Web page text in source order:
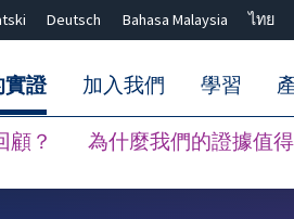
Deutsch Bahasa Malaysia ไทย
實證
顧？ 為什麼我們的證據值
加入我們 學習